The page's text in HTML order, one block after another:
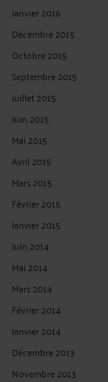
Janvier 2016
Décembre 2015
Octobre 2015
Septembre 2015
Juillet 2015
Juin 2015
Mai 2015
Avril 2015
Mars 2015
Février 2015
Janvier 2015
Juin 2014
Mai 2014
Mars 2014
Février 2014
Janvier 2014
Décembre 2013
Novembre 2013